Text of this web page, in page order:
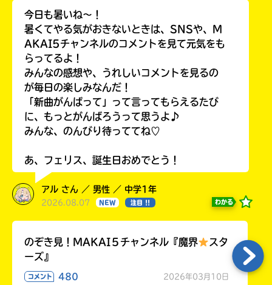
今日も暑いね〜！
暑くてやる気がおきないときは、SNSや、M
AKAI5チャンネルのコメントを見て元気をも
らってるよ！
みんなの感想や、うれしいコメントを見るの
が毎日の楽しみなんだ！
「新曲がんばって」って言ってもらえるたび
に、もっとがんばろうって思うよ♪
みんな、のんびり待っててね♡
あ、フェリス、誕生日おめでとう！
アル さん ／ 男性 ／ 中学1年
2026.08.07 NEW 注目 !! わかる
のぞき見！MAKAI５チャンネル『魔界
スタ
ーズ』
コメント 480 2026年03月10日